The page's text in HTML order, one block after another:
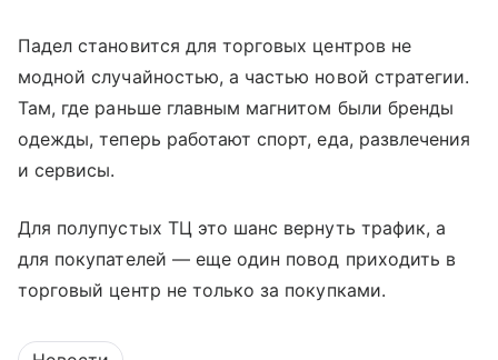
Падел становится для торговых центров не
модной случайностью, а частью новой стратегии.
Там, где раньше главным магнитом были бренды
одежды, теперь работают спорт, еда, развлечения
и сервисы.
Для полупустых ТЦ это шанс вернуть трафик, а
для покупателей — еще один повод приходить в
торговый центр не только за покупками.